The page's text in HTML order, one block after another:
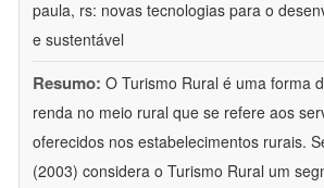
paula, rs: novas tecnologias para o
e sustentável
Resumo: O Turismo Rural é uma forma
renda no meio rural que se refere aos
oferecidos nos estabelecimentos rurais.
(2003) considera o Turismo Rural um